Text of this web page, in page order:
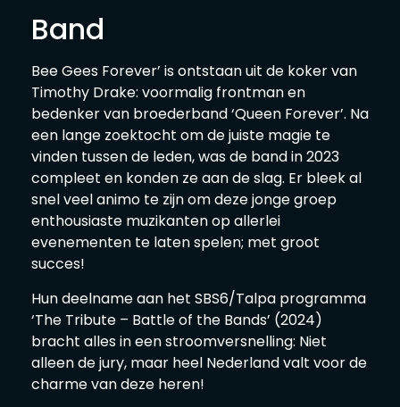
Band
Bee Gees Forever’ is ontstaan uit de koker van
Timothy Drake: voormalig frontman en
bedenker van broederband ‘Queen Forever’. Na
een lange zoektocht om de juiste magie te
vinden tussen de leden, was de band in 2023
compleet en konden ze aan de slag. Er bleek al
snel veel animo te zijn om deze jonge groep
enthousiaste muzikanten op allerlei
evenementen te laten spelen; met groot
succes!
Hun deelname aan het SBS6/Talpa programma
‘The Tribute – Battle of the Bands’ (2024)
bracht alles in een stroomversnelling: Niet
alleen de jury, maar heel Nederland valt voor de
charme van deze heren!